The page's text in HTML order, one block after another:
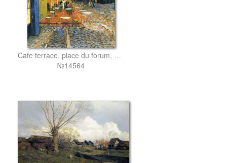
Cafe terrace, place du forum, arles
№14564